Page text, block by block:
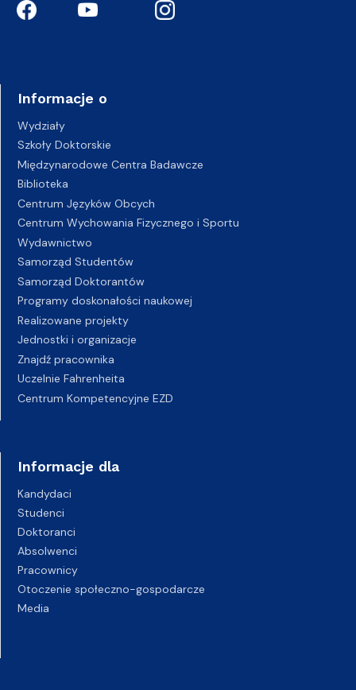
Informacje o
Wydziały
Szkoły Doktorskie
Międzynarodowe Centra Badawcze
Biblioteka
Centrum Języków Obcych
Centrum Wychowania Fizycznego i Sportu
Wydawnictwo
Samorząd Studentów
Samorząd Doktorantów
Programy doskonałości naukowej
Realizowane projekty
Jednostki i organizacje
Znajdź pracownika
Uczelnie Fahrenheita
Centrum Kompetencyjne EZD
Informacje dla
Kandydaci
Studenci
Doktoranci
Absolwenci
Pracownicy
Otoczenie społeczno-gospodarcze
Media